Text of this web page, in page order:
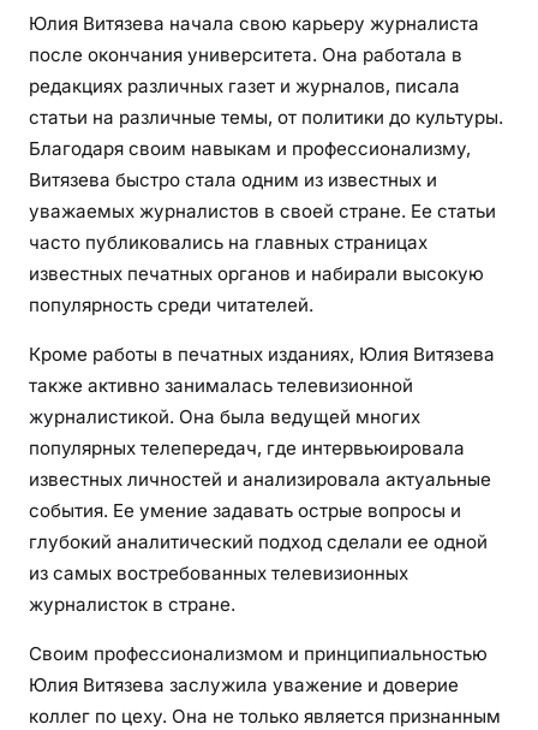
Юлия Витязева начала свою карьеру журналиста
после окончания университета. Она работала в
редакциях различных газет и журналов, писала
статьи на различные темы, от политики до культуры.
Благодаря своим навыкам и профессионализму,
Витязева быстро стала одним из известных и
уважаемых журналистов в своей стране. Ее статьи
часто публиковались на главных страницах
известных печатных органов и набирали высокую
популярность среди читателей.
Кроме работы в печатных изданиях, Юлия Витязева
также активно занималась телевизионной
журналистикой. Она была ведущей многих
популярных телепередач, где интервьюировала
известных личностей и анализировала актуальные
события. Ее умение задавать острые вопросы и
глубокий аналитический подход сделали ее одной
из самых востребованных телевизионных
журналисток в стране.
Своим профессионализмом и принципиальностью
Юлия Витязева заслужила уважение и доверие
коллег по цеху. Она не только является признанным